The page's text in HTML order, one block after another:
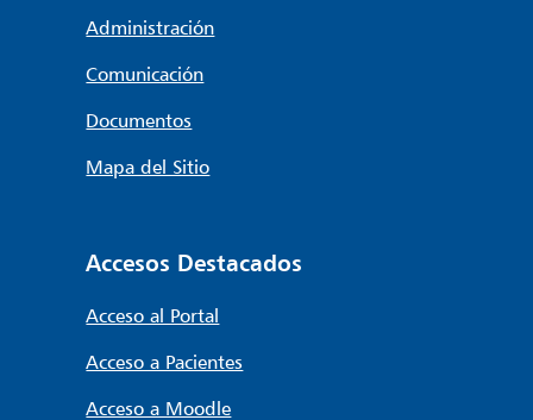
Administración
Comunicación
Documentos
Mapa del Sitio
Accesos Destacados
Acceso al Portal
Acceso a Pacientes
Acceso a Moodle